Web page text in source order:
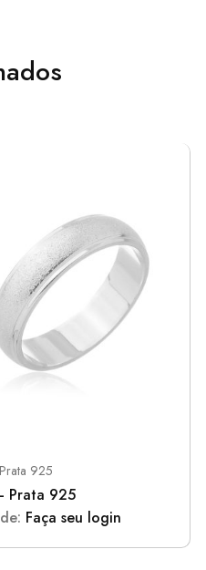
925
Prata 925
Faça seu login